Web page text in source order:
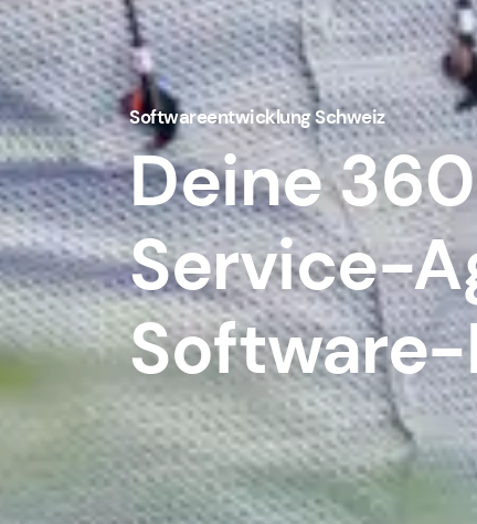
Softwareentwicklung Schweiz
Deine
Service-